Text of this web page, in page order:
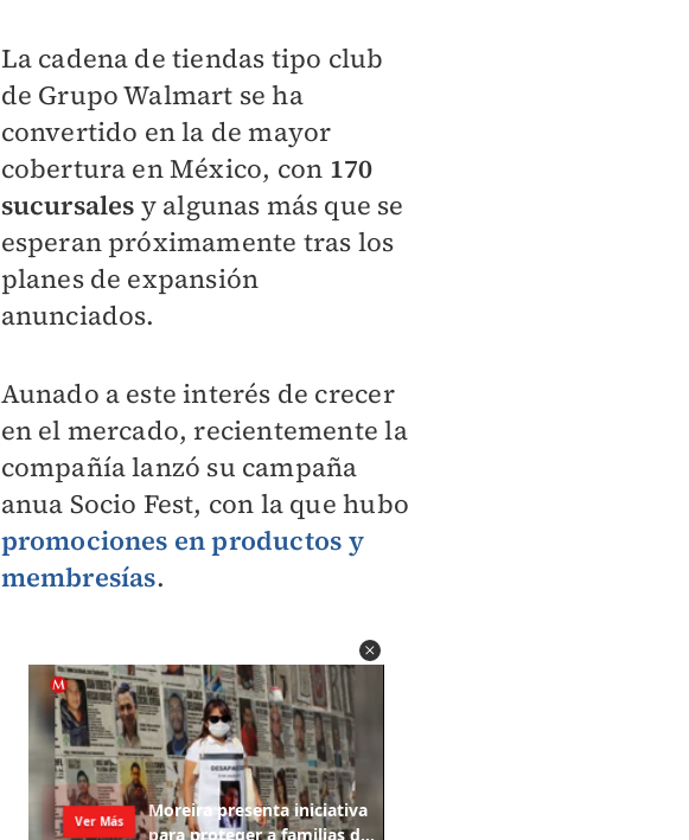
La cadena de tiendas tipo club
de Grupo Walmart se ha
convertido en la de mayor
cobertura en México, con 170
sucursales y algunas más que se
esperan próximamente tras los
planes de expansión
anunciados.
Aunado a este interés de crecer
en el mercado, recientemente la
compañía lanzó su campaña
anua Socio Fest, con la que hubo
promociones en productos y
membresías.